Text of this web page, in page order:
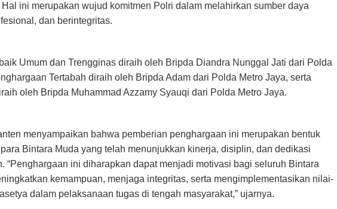
ini merupakan wujud komitmen Polri dalam melahirkan sumber daya
dan berintegritas.
Umum dan Trengginas diraih oleh Bripda Diandra Nunggal Jati dari Polda
Tertabah diraih oleh Bripda Adam dari Polda Metro Jaya, serta
oleh Bripda Muhammad Azzamy Syauqi dari Polda Metro Jaya.
menyampaikan bahwa pemberian penghargaan ini merupakan bentuk
Bintara Muda yang telah menunjukkan kinerja, disiplin, dan dedikasi
“Penghargaan ini diharapkan dapat menjadi motivasi bagi seluruh Bintara
kemampuan, menjaga integritas, serta mengimplementasikan nilai-
dalam pelaksanaan tugas di tengah masyarakat,” ujarnya.